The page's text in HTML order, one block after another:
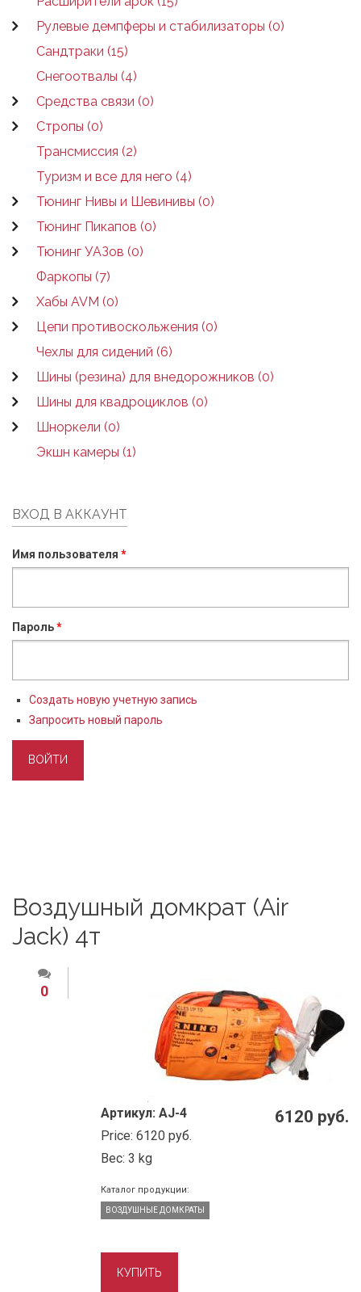
Рулевые демпферы и стабилизаторы (0)
Сандтраки (15)
Снегоотвалы (4)
Средства связи (0)
Стропы (0)
Трансмиссия (2)
Туризм и все для него (4)
Тюнинг Нивы и Шевинивы (0)
Тюнинг Пикапов (0)
Тюнинг УАЗов (0)
Фаркопы (7)
Хабы AVM (0)
Цепи противоскольжения (0)
Чехлы для сидений (6)
Шины (резина) для внедорожников (0)
Шины для квадроциклов (0)
Шноркели (0)
Экшн камеры (1)
ВХОД В АККАУНТ
Имя пользователя *
Пароль*
Создать новую учетную запись
Запросить новый пароль
Воздушный домкрат (Air
Jack) 4т
0
6120 руб.
Артикул: AJ-4
Price: 6120 руб.
Вес: 3 kg
Каталог продукции:
ВОЗДУШНЫЕ ДОМКРАТЫ